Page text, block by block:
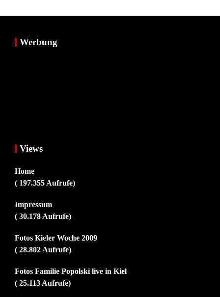
Werbung
Views
Home
( 197.355 Aufrufe)
Impressum
( 30.178 Aufrufe)
Fotos Kieler Woche 2009
( 28.802 Aufrufe)
Fotos Familie Popolski live in Kiel
( 25.113 Aufrufe)